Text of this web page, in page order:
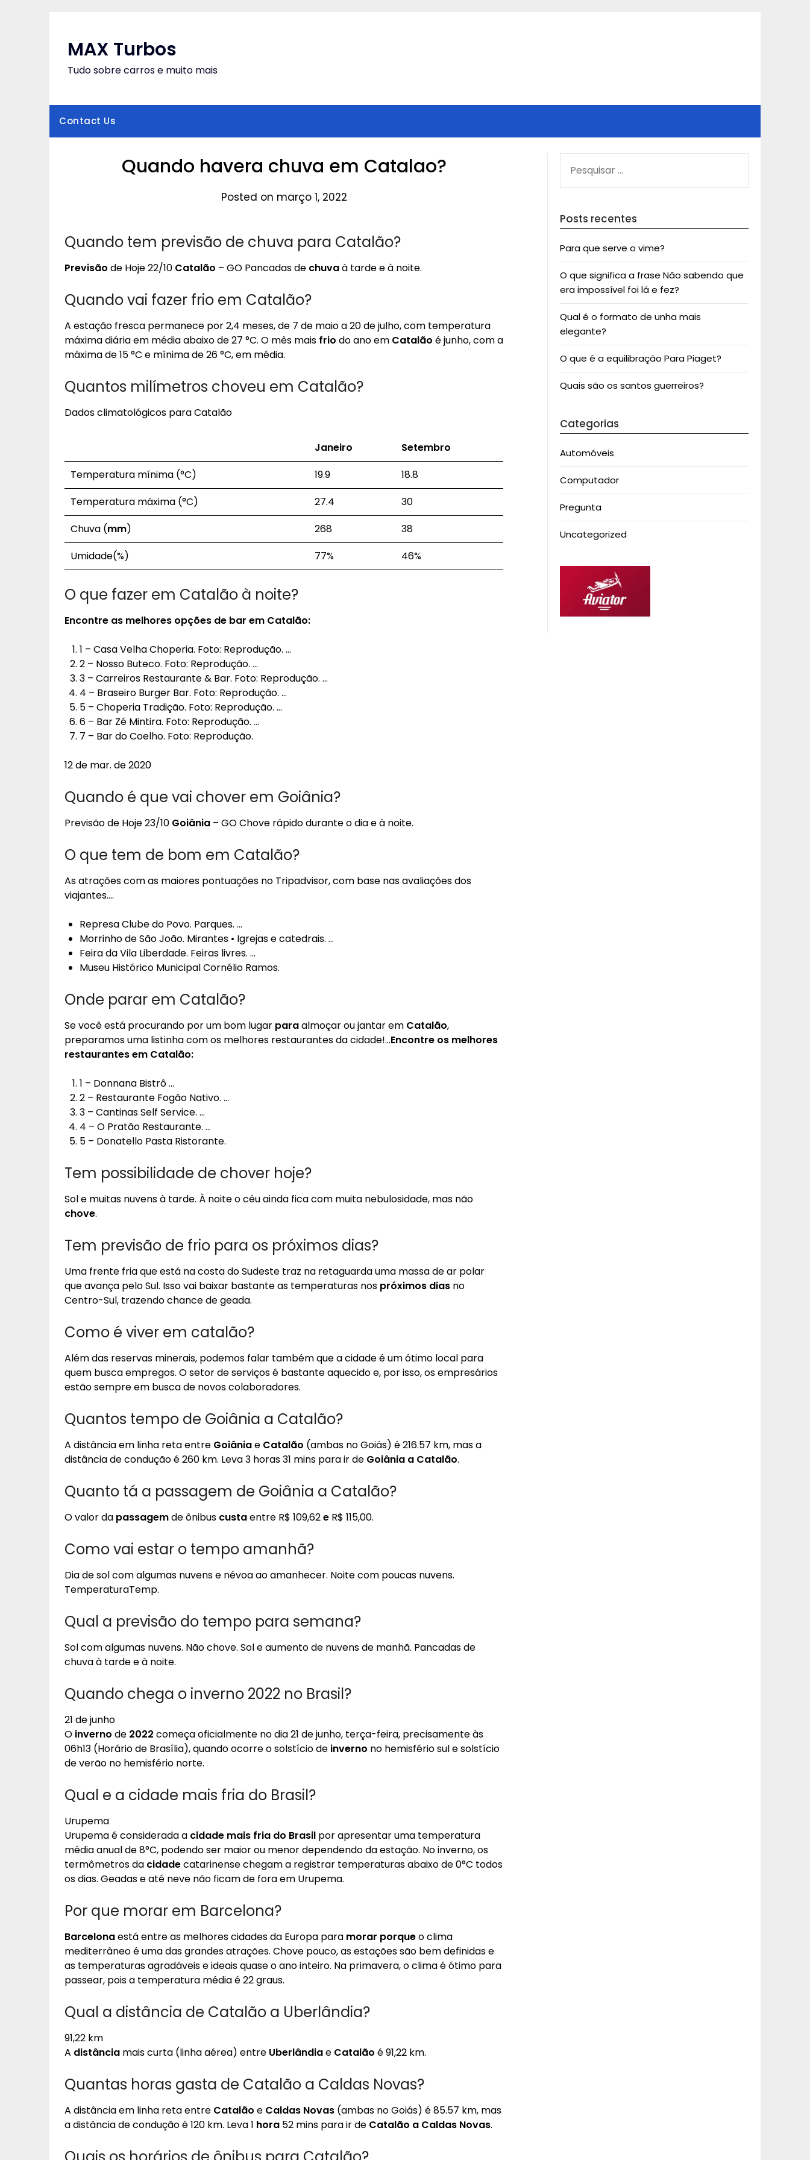
MAX Turbos
Tudo sobre carros e muito mais
Contact Us
Quando havera chuva em Catalao?
Posted on março 1, 2022
Quando tem previsão de chuva para Catalão?
Previsão de Hoje 22/10 Catalão – GO Pancadas de chuvaà tarde e à noite.
Quando vai fazer frio em Catalão?
A estação fresca permanece por 2,4 meses, de 7 de maio a 20 de julho, com temperatura
máxima diária em média abaixo de 27 °C. O mês mais frio do ano em Catalão é junho, com a
máxima de 15 °C e mínima de 26 °C, em média.
Quantos milímetros choveu em Catalão?
Dados climatológicos para Catalão
Janeiro
Setembro
Temperatura mínima (°C)
19.9
18.8
Temperatura máxima (°C)
27.4
30
Chuva (mm) 268
38
Umidade(%)
77% 46%
O que fazer em Catalão à noite?
Encontre as melhores opções de bar em Catalão:
1 – Casa Velha Choperia. Foto: Reprodução. …
2 – Nosso Buteco. Foto: Reprodução. …
3 – Carreiros Restaurante & Bar. Foto: Reprodução. …
4 – Braseiro Burger Bar. Foto: Reprodução. …
5 – Choperia Tradição. Foto: Reprodução. …
6 – Bar Zé Mintira. Foto: Reprodução. …
7 – Bar do Coelho. Foto: Reprodução.
12 de mar. de 2020
Quando é que vai chover em Goiânia?
Previsão de Hoje 23/10 Goiânia – GO Chove rápido durante o dia e à noite.
O que tem de bom em Catalão?
As atrações com as maiores pontuações no Tripadvisor, com base nas avaliações dos
viajantes….
Represa Clube do Povo. Parques. …
Morrinho de São João. Mirantes • Igrejas e catedrais. …
Feira da Vila Liberdade. Feiras livres. …
Museu Histórico Municipal Cornélio Ramos.
Onde parar em Catalão?
Se você está procurando por um bom lugar paraalmoçar ou jantar em Catalão,
preparamos uma listinha com os melhores restaurantes da cidade!…Encontre os melhores
restaurantes em Catalão:
1 – Donnana Bistrô …
2 – Restaurante Fogão Nativo. …
3 – Cantinas Self Service. …
4 – O Pratão Restaurante. …
5 – Donatello Pasta Ristorante.
Tem possibilidade de chover hoje?
Sol e muitas nuvens à tarde. À noite o céu ainda fica com muita nebulosidade, mas não
chove.
Tem previsão de frio para os próximos dias?
Uma frente fria que está na costa do Sudeste traz na retaguarda uma massa de ar polar
que avança pelo Sul. Isso vai baixar bastante as temperaturas nos próximos dias no
Centro-Sul, trazendo chance de geada.
Como é viver em catalão?
Além das reservas minerais, podemos falar também que a cidade é um ótimo local para
quem busca empregos. O setor de serviços é bastante aquecido e, por isso, os empresários
estão sempre em busca de novos colaboradores.
Quantos tempo de Goiânia a Catalão?
A distância em linha reta entre Goiâniae Catalão (ambas no Goiás) é 216.57 km, mas a
distância de condução é 260 km. Leva 3 horas 31 mins para ir de Goiânia a Catalão.
Quanto tá a passagem de Goiânia a Catalão?
O valor da passagemde ônibus custaentre R$ 109,62e R$ 115,00.
Como vai estar o tempo amanhã?
Dia de sol com algumas nuvens e névoa ao amanhecer. Noite com poucas nuvens.
TemperaturaTemp.
Qual a previsão do tempo para semana?
Sol com algumas nuvens. Não chove. Sol e aumento de nuvens de manhã. Pancadas de
chuva à tarde e à noite.
Quando chega o inverno 2022 no Brasil?
21 de junho
O inverno de 2022 começa oficialmente no dia 21 de junho, terça-feira, precisamente às
06h13 (Horário de Brasília), quando ocorre o solstício de inverno no hemisfério sul e solstício
de verão no hemisfério norte.
Qual e a cidade mais fria do Brasil?
Urupema
Urupema é considerada a cidade mais fria do Brasil por apresentar uma temperatura
média anual de 8°C, podendo ser maior ou menor dependendo da estação. No inverno, os
termômetros da cidadecatarinense chegam a registrar temperaturas abaixo de 0°C todos
os dias. Geadas e até neve não ficam de fora em Urupema.
Por que morar em Barcelona?
Barcelonaestá entre as melhores cidades da Europa para morar porqueo clima
mediterrâneo é uma das grandes atrações. Chove pouco, as estações são bem definidas e
as temperaturas agradáveis e ideais quase o ano inteiro. Na primavera, o clima é ótimo para
passear, pois a temperatura média é 22 graus.
Qual a distância de Catalão a Uberlândia?
91,22 km
A distância mais curta (linha aérea) entre Uberlândiae Catalão é 91,22 km.
Quantas horas gasta de Catalão a Caldas Novas?
A distância em linha reta entre Catalão e Caldas Novas (ambas no Goiás) é 85.57 km, mas
a distância de condução é 120 km. Leva 1 hora 52 mins para ir de Catalão a Caldas Novas.
POR:
Posts recentes
Para que serve o vime?
O que significa a frase Não sabendo que
era impossível foi lá e fez?
Qual é o formato de unha mais
elegante?
O que é a equilibração Para Piaget?
Quais são os santos guerreiros?
Categorias
Automóveis
Computador
Pregunta
Uncategorized